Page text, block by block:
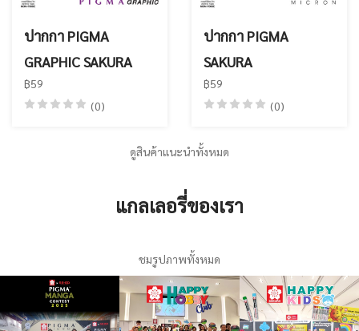
ปากกา PIGMA
GRAPHIC SAKURA
฿59
(0)
ปากกา PIGMA
SAKURA
฿59
(0)
ดูสินค้าแนะนำทั้งหมด
แกลเลอรี่ของเรา
ชมรูปภาพทั้งหมด